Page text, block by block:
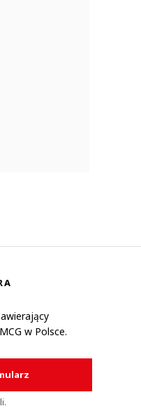
w Polsce.